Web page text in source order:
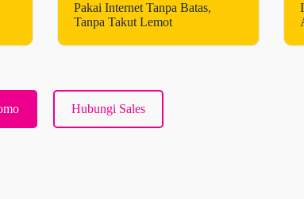
Pakai Internet Tanpa Batas,
Tanpa Takut Lemot
Hubungi Sales